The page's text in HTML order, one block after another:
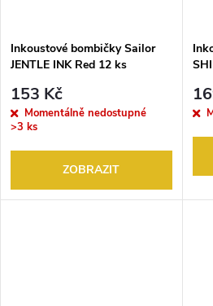
Inkoustové bombičky Sailor
JENTLE INK Red 12 ks
153 Kč
Momentálně nedostupné
>3 ks
ZOBRAZIT